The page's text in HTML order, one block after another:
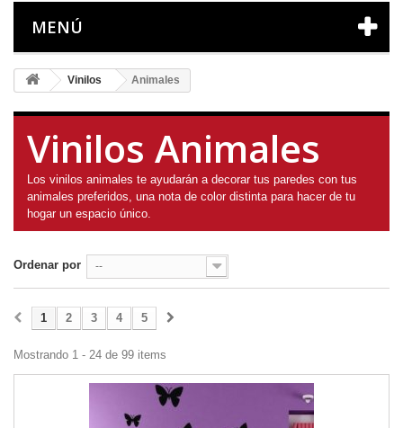
MENÚ
Vinilos Animales
Vinilos Animales
Los vinilos animales te ayudarán a decorar tus paredes con tus
animales preferidos, una nota de color distinta para hacer de tu
hogar un espacio único.
Ordenar por --
1 2 3 4 5
Mostrando 1 - 24 de 99 items